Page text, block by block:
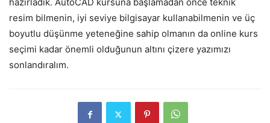
resim bilmenin, iyi seviye bilgisayar kullanabilmenin ve üç
boyutlu düşünme yeteneğine sahip olmanın da online kurs
seçimi kadar önemli olduğunun altını çizere yazımızı
sonlandıralım.